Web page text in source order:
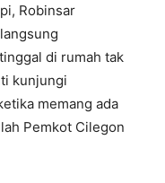
Robinsar
di rumah tak
kunjungi
memang ada
Pemkot Cilegon